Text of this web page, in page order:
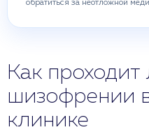
обратиться за неотложной
Как проходит
шизофрении
клинике